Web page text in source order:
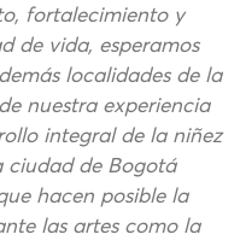
fortalecimiento y
de vida, esperamos
localidades de la
nuestra experiencia
integral de la niñez
ciudad de Bogotá
hacen posible la
las artes como la